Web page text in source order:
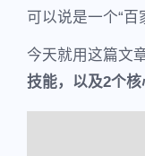
可以说是一个“百
今天就用这篇文
技能，以及2个